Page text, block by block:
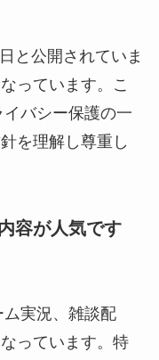
と公開されていま
っています。こ
バシー保護の一
を理解し尊重し
容が人気です
実況、雑談配
っています。特